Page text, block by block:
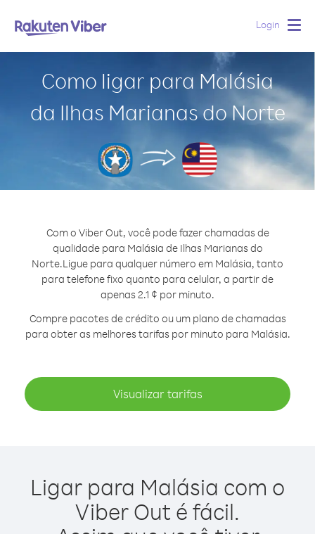
Login
Como ligar para Malásia
da Ilhas Marianas do Norte
Com o Viber Out, você pode fazer chamadas de
qualidade para Malásia de Ilhas Marianas do
Norte.Ligue para qualquer número em Malásia, tanto
para telefone fixo quanto para celular, a partir de
apenas 2.1 ¢ por minuto.
Compre pacotes de crédito ou um plano de chamadas
para obter as melhores tarifas por minuto para Malásia.
Visualizar tarifas
Ligar para Malásia com o
Viber Out é fácil.